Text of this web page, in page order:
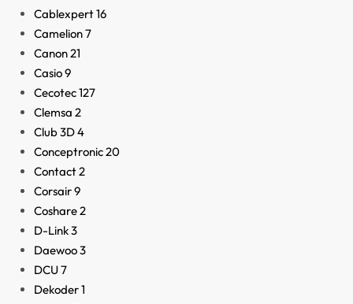
Cablexpert16
Camelion7
Canon21
Casio9
Cecotec127
Clemsa 2
Club 3D4
Conceptronic20
Contact2
Corsair9
Coshare2
D-Link3
Daewoo3
DCU7
Dekoder1